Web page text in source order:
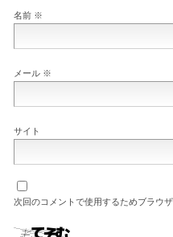
名前 ※
メール ※
サイト
次回のコメントで使用するためブラウ